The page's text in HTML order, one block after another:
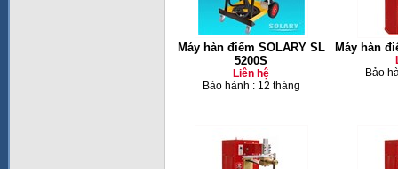
Máy hàn điểm SOLARY SL
5200S
Liên hệ
Bảo hành : 12 tháng
Máy hàn
Bảo